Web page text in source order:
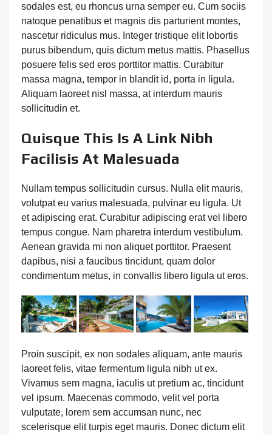
sodales est, eu rhoncus urna semper eu. Cum sociis
natoque penatibus et magnis dis parturient montes,
nascetur ridiculus mus. Integer tristique elit lobortis
purus bibendum, quis dictum metus mattis. Phasellus
posuere felis sed eros porttitor mattis. Curabitur
massa magna, tempor in blandit id, porta in ligula.
Aliquam laoreet nisl massa, at interdum mauris
sollicitudin et.
Quisque This Is A Link Nibh
Facilisis At Malesuada
Nullam tempus sollicitudin cursus. Nulla elit mauris,
volutpat eu varius malesuada, pulvinar eu ligula. Ut
et adipiscing erat. Curabitur adipiscing erat vel libero
tempus congue. Nam pharetra interdum vestibulum.
Aenean gravida mi non aliquet porttitor. Praesent
dapibus, nisi a faucibus tincidunt, quam dolor
condimentum metus, in convallis libero ligula ut eros.
Proin suscipit, ex non sodales aliquam, ante mauris
laoreet felis, vitae fermentum ligula nibh ut ex.
Vivamus sem magna, iaculis ut pretium ac, tincidunt
vel ipsum. Maecenas commodo, velit vel porta
vulputate, lorem sem accumsan nunc, nec
scelerisque elit turpis eget mauris. Donec dictum elit